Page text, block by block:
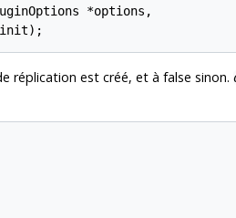
*options,
réplication est créé, et à false sinon.